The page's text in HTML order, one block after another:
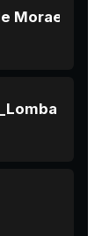
Moraes
do